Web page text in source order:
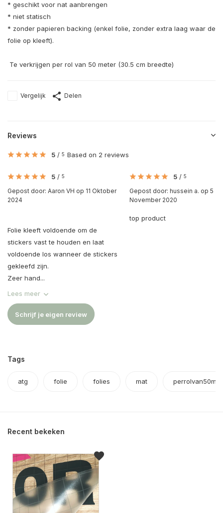
* geschikt voor nat aanbrengen
* niet statisch
* zonder papieren backing (enkel folie, zonder extra laag waar de
folie op kleeft).
Te verkrijgen per rol van 50 meter (30.5 cm breedte)
Vergelijk Delen
Reviews
5 / 5 Based on 2 reviews
5 / 5
Gepost door: Aaron VH op 11 Oktober
2024
Folie kleeft voldoende om de
stickers vast te houden en laat
voldoende los wanneer de stickers
gekleefd zijn.
Zeer hand...
Lees meer
5 / 5
Gepost door: hussein a. op 5
November 2020
top product
Schrijf je eigen review
Tags
atg folie folies mat
Recent bekeken